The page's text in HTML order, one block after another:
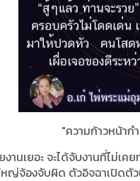
"ความก้าวหน้าก
งานเยอะ จะได้จับงานที่ไม่เ
หญ่จ้องจับผิด ตัวอิจฉาเปิดตั